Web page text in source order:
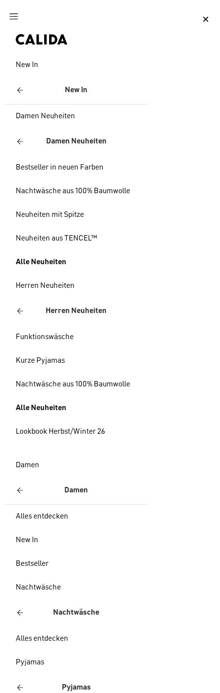
Zum Hauptinhalt springen
New In
New In
Damen Neuheiten
Damen Neuheiten
Bestseller in neuen Farben
Nachtwäsche aus 100% Baumwolle
Neuheiten mit Spitze
Neuheiten aus TENCEL™
Alle Neuheiten
Herren Neuheiten
Herren Neuheiten
Funktionswäsche
Kurze Pyjamas
Nachtwäsche aus 100% Baumwolle
Alle Neuheiten
Lookbook Herbst/Winter 26
Damen
Damen
Alles entdecken
New In
Bestseller
Nachtwäsche
Nachtwäsche
Alles entdecken
Pyjamas
Pyjamas